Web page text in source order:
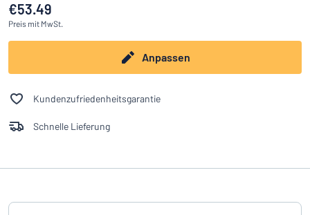
€53.49
Preis mit MwSt.
Anpassen
Kundenzufriedenheitsgarantie
Schnelle Lieferung